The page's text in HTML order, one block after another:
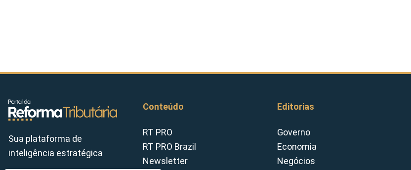
Sua plataforma de
inteligência estratégica
Conteúdo
RT PRO
RT PRO Brazil
Newsletter
Editorias
Governo
Economia
Negócios